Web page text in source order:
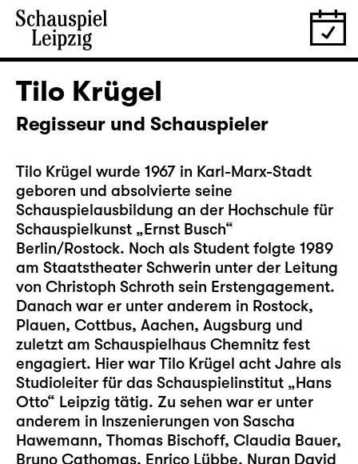
Tilo Krügel
Regisseur und Schauspieler
Tilo Krügel wurde 1967 in Karl-Marx-Stadt
geboren und absolvierte seine
Schauspielausbildung an der Hochschule für
Schauspielkunst „Ernst Busch“
Berlin/Rostock. Noch als Student folgte 1989
am Staatstheater Schwerin unter der Leitung
von Christoph Schroth sein Erstengagement.
Danach war er unter anderem in Rostock,
Plauen, Cottbus, Aachen, Augsburg und
zuletzt am Schauspielhaus Chemnitz fest
engagiert. Hier war Tilo Krügel acht Jahre als
Studioleiter für das Schauspielinstitut „Hans
Otto“ Leipzig tätig. Zu sehen war er unter
anderem in Inszenierungen von Sascha
Hawemann, Thomas Bischoff, Claudia Bauer,
Bruno Cathomas, Enrico Lübbe, Nuran David